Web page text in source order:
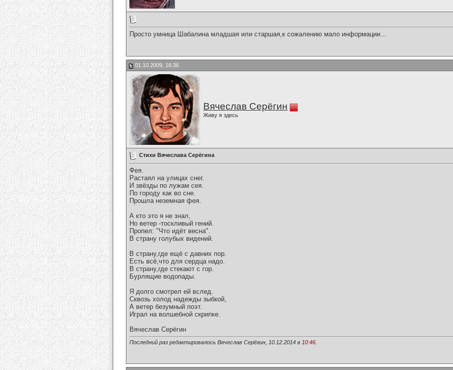
Просто умница Шабалина младшая или старшая,к сожалению мало информации...
01.10.2009, 16:36
Вячеслав Серёгин
Живу я здесь
Стихи Вячеслава Серёгина
Фея.
Растаял на улицах снег.
И звёзды по лужам сея.
По городу как во сне.
Прошла неземная фея.
А кто это я не знал,
Но ветер -тоскливый гений.
Пропел: "Что идёт весна".
В страну голубых видений.
В страну,где ещё с давних пор.
Есть всё,что для сердца надо.
В страну,где стекают с гор.
Бурлящие водопады.
Я долго смотрел ей вслед.
Сквозь холод надежды зыбкой,
А ветер безумный поэт.
Играл на волшебной скрипке.
Вячеслав Серёгин
Последний раз редактировалось Вячеслав Серёгин, 10.12.2014 в 10:46